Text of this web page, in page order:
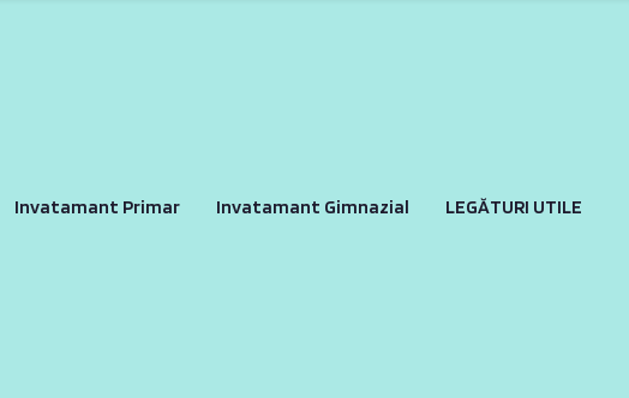
Invatamant Primar Invatamant Gimnazial LEGĂTURI UTILE